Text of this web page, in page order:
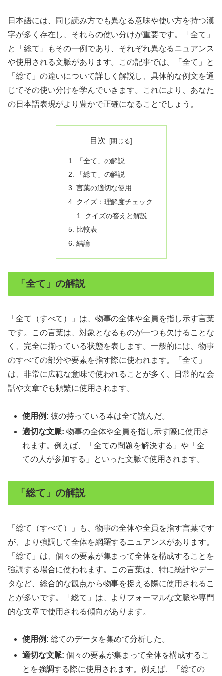
日本語には、同じ読み方でも異なる意味や使い方を持つ漢
字が多く存在し、それらの使い分けが重要です。「全て」
と「総て」もその一例であり、それぞれ異なるニュアンス
や使用される文脈があります。この記事では、「全て」と
「総て」の違いについて詳しく解説し、具体的な例文を通
じてその使い分けを学んでいきます。これにより、あなた
の日本語表現がより豊かで正確になることでしょう。
目次
「全て」の解説
「総て」の解説
言葉の適切な使用
クイズ：理解度チェック
クイズの答えと解説
比較表
結論
「全て」の解説
「全て（すべて）」は、物事の全体や全員を指し示す言葉
です。この言葉は、対象となるものが一つも欠けることな
く、完全に揃っている状態を表します。一般的には、物事
のすべての部分や要素を指す際に使われます。「全て」
は、非常に広範な意味で使われることが多く、日常的な会
話や文章でも頻繁に使用されます。
使用例: 彼の持っている本は全て読んだ。
適切な文脈: 物事の全体や全員を指し示す際に使用さ
れます。例えば、「全ての問題を解決する」や「全
ての人が参加する」といった文脈で使用されます。
「総て」の解説
「総て（すべて）」も、物事の全体や全員を指す言葉です
が、より強調して全体を網羅するニュアンスがあります。
「総て」は、個々の要素が集まって全体を構成することを
強調する場合に使われます。この言葉は、特に統計やデー
タなど、総合的な観点から物事を捉える際に使用されるこ
とが多いです。「総て」は、よりフォーマルな文脈や専門
的な文章で使用される傾向があります。
使用例: 総てのデータを集めて分析した。
適切な文脈: 個々の要素が集まって全体を構成するこ
とを強調する際に使用されます。例えば、「総ての